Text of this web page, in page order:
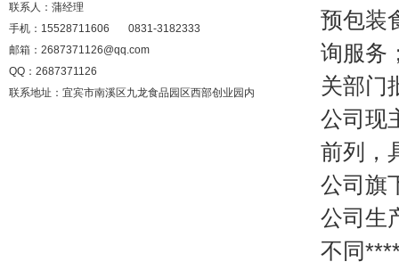
联系人：蒲经理
手机：15528711606 0831-3182333
邮箱：2687371126@qq.com
QQ： 2687371126
联系地址：宜宾市南溪区九龙食品园区西部创业园内
预包装
询服务
关部门
公司现
前列，
公司旗
公司生
不同